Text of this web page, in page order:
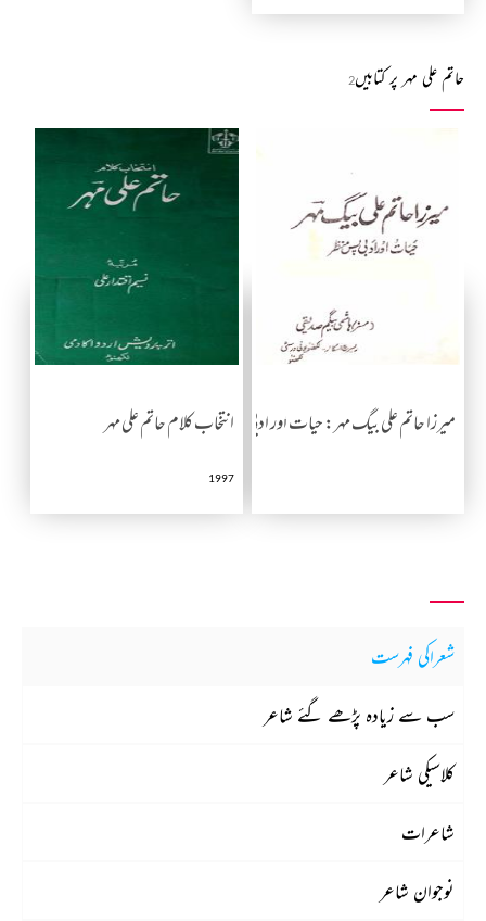
حاتم علی مہر پر کتابیں2
میرزا حاتم علی بیگ مہر: حیات اور ادبی پس منظرانتخاب کلام حاتم علی مہر
1997
شعراکی فہرست
سب سے زیادہ پڑھے گئے شاعر
کلاسیکی شاعر
شاعرات
نوجوان شاعر